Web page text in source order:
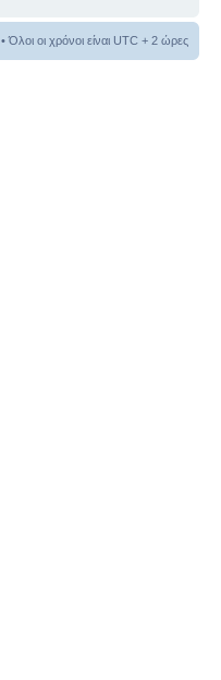
• Όλοι οι χρόνοι είναι UTC + 2 ώρες